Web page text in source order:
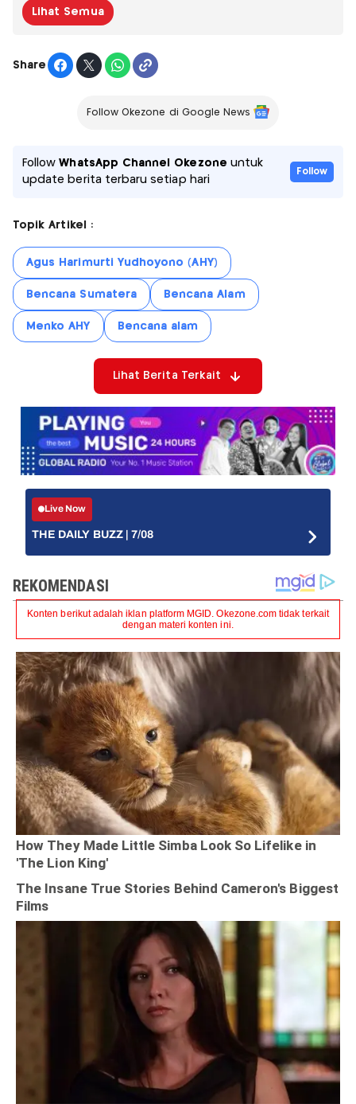
Lihat Semua
Share
Follow Okezone di Google News
FollowWhatsApp Channel Okezone untuk
update berita terbaru setiap hari
Follow
Topik Artikel :
Agus Harimurti Yudhoyono (AHY)
Bencana Sumatera Bencana Alam
Menko AHY Bencana alam
Lihat Berita Terkait
Live Now
THE DAILY BUZZ | 7/08